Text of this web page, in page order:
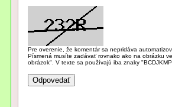
Pre overenie, že komentár sa nepridáva
Písmená musíte zadávať rovnako ako na obrázku
obrázok". V texte sa používajú iba znaky